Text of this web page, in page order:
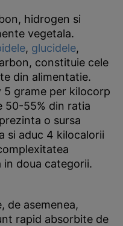
hidrogen si
vegetala.
, glucidele,
constituie cele
din alimentatie.
grame per kilocorp
50-55% din ratia
o sursa
si aduc 4 kilocalorii
in doua categorii.
de asemenea,
rapid absorbite de